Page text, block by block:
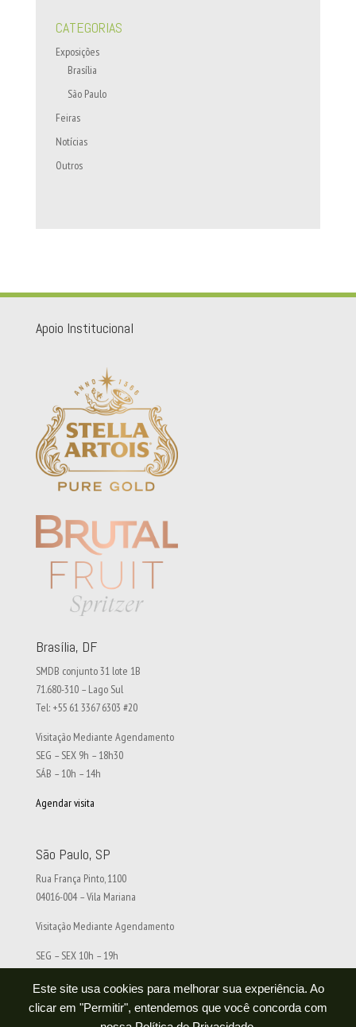
Este site usa cookies para melhorar sua experiência. Ao
clicar em "Permitir", entendemos que você concorda com
CATEGORIAS
Exposições
Brasília
São Paulo
Feiras
Notícias
Outros
Apoio Institucional
Brasília, DF
SMDB conjunto 31 lote 1B
71.680-310 – Lago Sul
Tel: +55 61 3367 6303 #20
Visitação Mediante Agendamento
SEG – SEX 9h – 18h30
SÁB – 10h – 14h
Agendar visita
São Paulo, SP
Rua França Pinto, 1100
04016-004 – Vila Mariana
Visitação Mediante Agendamento
SEG – SEX 10h – 19h
Agendar visita